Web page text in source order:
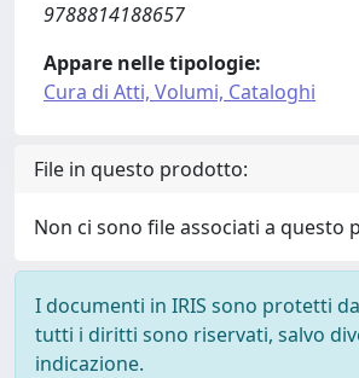
9788814188657
Appare nelle tipologie:
Cura di Atti, Volumi, Cataloghi
File in questo prodotto:
Non ci sono file associati a questo
I documenti in IRIS sono protetti
tutti i diritti sono riservati, salvo
indicazione.